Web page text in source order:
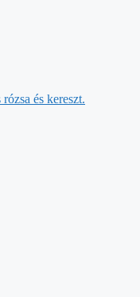
és kereszt.